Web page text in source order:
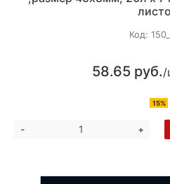
Код:
58.65 руб./
15%
- +